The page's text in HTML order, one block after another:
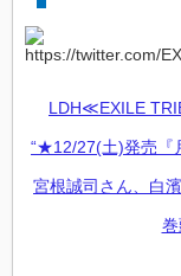
LDH≪EXILE
“★12/27(土)発売『
宮根誠司さん、白